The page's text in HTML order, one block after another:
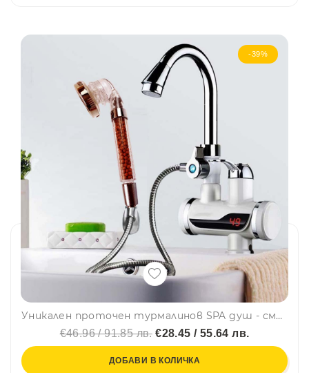
-39%
Уникален проточен турмалинов SPA душ - смесител - бойлер, САМОСТОЯЩ за плотове и мивки, BFO4
€46.96 / 91.85 лв.€28.45 / 55.64 лв.
ДОБАВИ В КОЛИЧКА